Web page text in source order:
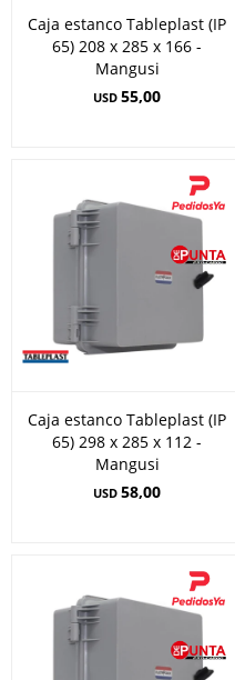
Caja estanco Tableplast (IP
65) 208 x 285 x 166 -
Mangusi
USD 55,00
Caja estanco Tableplast (IP
65) 298 x 285 x 112 -
Mangusi
USD 58,00